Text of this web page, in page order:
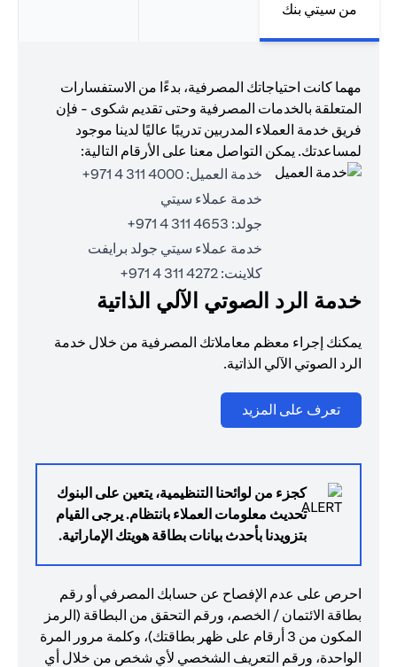
من سيتي بنك
مهما كانت احتياجاتك المصرفية، بدءًا من الاستفسارات
المتعلقة بالخدمات المصرفية وحتى تقديم شكوى - فإن
فريق خدمة العملاء المدربين تدريبًا عاليًا لدينا موجود
لمساعدتك. يمكن التواصل معنا على الأرقام التالية:
خدمة العميل: 4000 311 4 971+
خدمة عملاء سيتي
جولد: 4653 311 4 971+
خدمة عملاء سيتي جولد برايفت
كلاينت: 4272 311 4 971+
خدمة الرد الصوتي الآلي الذاتية
يمكنك إجراء معظم معاملاتك المصرفية من خلال خدمة
الرد الصوتي الآلي الذاتية.
تعرف على المزيد
كجزء من لوائحنا التنظيمية، يتعين على البنوك
تحديث معلومات العملاء بانتظام. يرجى القيام
بتزويدنا بأحدث بيانات بطاقة هويتك الإماراتية.
احرص على عدم الإفصاح عن حسابك المصرفي أو رقم
بطاقة الائتمان / الخصم، ورقم التحقق من البطاقة (الرمز
المكون من 3 أرقام على ظهر بطاقتك)، وكلمة مرور المرة
الواحدة، ورقم التعريف الشخصي لأي شخص من خلال أي